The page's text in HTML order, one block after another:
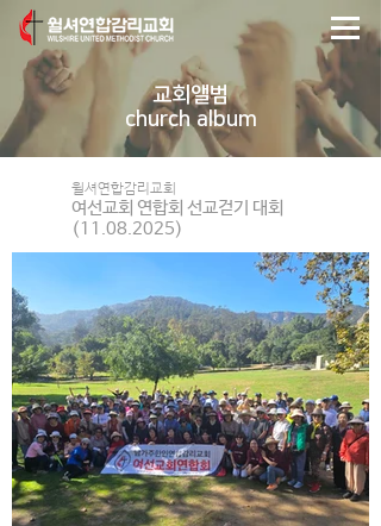
교회앨범
church album
윌셔연합감리교회
여선교회 연합회 선교걷기 대회
(11.08.2025)